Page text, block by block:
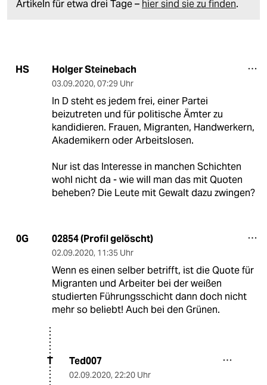
Artikeln für etwa drei Tage – hier sind sie zu finden.
HS Holger Steinebach
03.09.2020, 07:29 Uhr
In D steht es jedem frei, einer Partei
beizutreten und für politische Ämter zu
kandidieren. Frauen, Migranten, Handwerkern,
Akademikern oder Arbeitslosen.
Nur ist das Interesse in manchen Schichten
wohl nicht da - wie will man das mit Quoten
beheben? Die Leute mit Gewalt dazu zwingen?
0G 02854 (Profil gelöscht)
02.09.2020, 11:35 Uhr
Wenn es einen selber betrifft, ist die Quote für
Migranten und Arbeiter bei der weißen
studierten Führungsschicht dann doch nicht
mehr so beliebt! Auch bei den Grünen.
T Ted007
02.09.2020, 22:20 Uhr